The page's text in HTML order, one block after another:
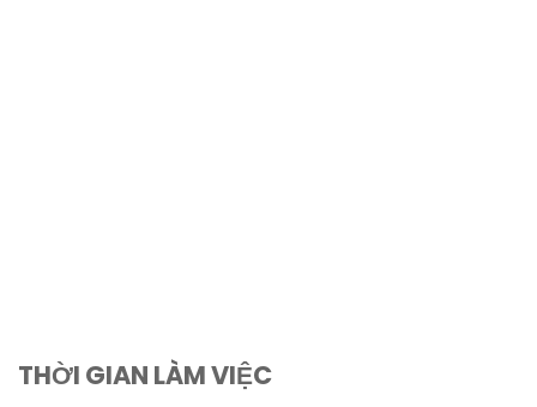
THỜI GIAN LÀM VIỆC